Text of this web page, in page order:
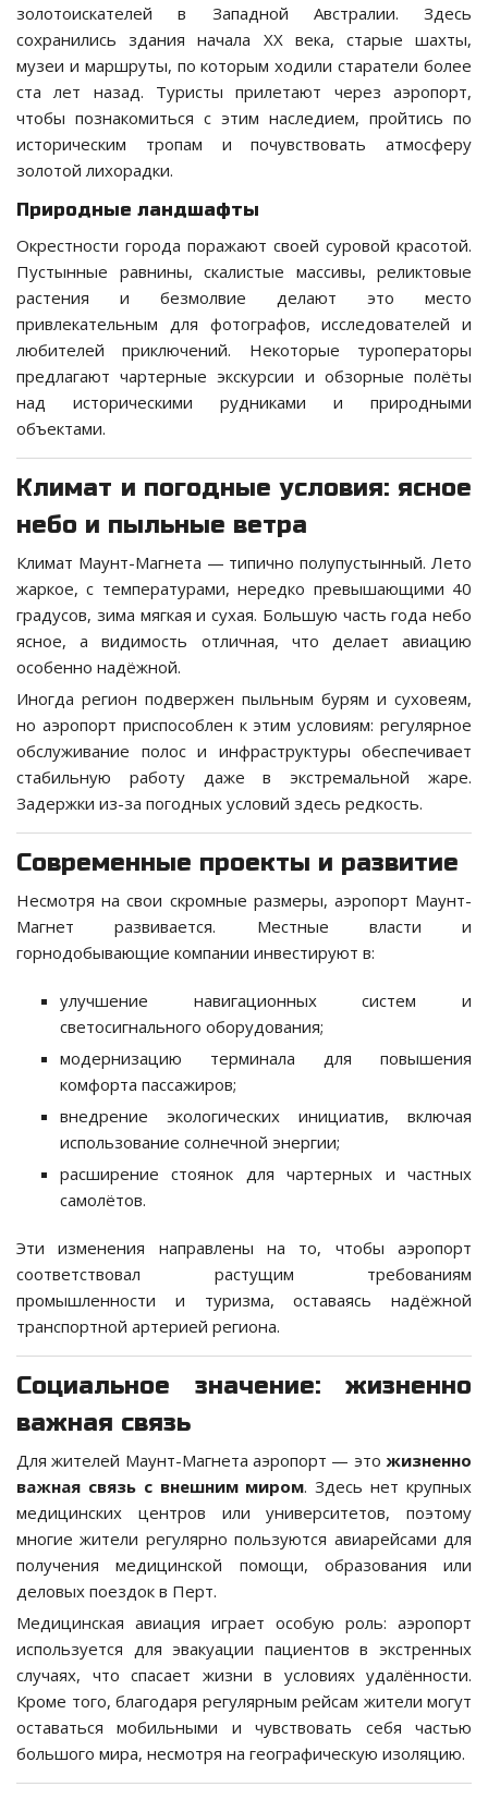
золотоискателей в Западной Австралии. Здесь
сохранились здания начала XX века, старые шахты,
музеи и маршруты, по которым ходили старатели более
ста лет назад. Туристы прилетают через аэропорт,
чтобы познакомиться с этим наследием, пройтись по
историческим тропам и почувствовать атмосферу
золотой лихорадки.
Природные ландшафты
Окрестности города поражают своей суровой красотой.
Пустынные равнины, скалистые массивы, реликтовые
растения и безмолвие делают это место
привлекательным для фотографов, исследователей и
любителей приключений. Некоторые туроператоры
предлагают чартерные экскурсии и обзорные полёты
над историческими рудниками и природными
объектами.
Климат и погодные условия: ясное
небо и пыльные ветра
Климат Маунт-Магнета — типично полупустынный. Лето
жаркое, с температурами, нередко превышающими 40
градусов, зима мягкая и сухая. Большую часть года небо
ясное, а видимость отличная, что делает авиацию
особенно надёжной.
Иногда регион подвержен пыльным бурям и суховеям,
но аэропорт приспособлен к этим условиям: регулярное
обслуживание полос и инфраструктуры обеспечивает
стабильную работу даже в экстремальной жаре.
Задержки из-за погодных условий здесь редкость.
Современные проекты и развитие
Несмотря на свои скромные размеры, аэропорт Маунт-
Магнет развивается. Местные власти и
горнодобывающие компании инвестируют в:
улучшение навигационных систем и
светосигнального оборудования;
модернизацию терминала для повышения
комфорта пассажиров;
внедрение экологических инициатив, включая
использование солнечной энергии;
расширение стоянок для чартерных и частных
самолётов.
Эти изменения направлены на то, чтобы аэропорт
соответствовал растущим требованиям
промышленности и туризма, оставаясь надёжной
транспортной артерией региона.
Социальное значение: жизненно
важная связь
Для жителей Маунт-Магнета аэропорт — это жизненно
важная связь с внешним миром. Здесь нет крупных
медицинских центров или университетов, поэтому
многие жители регулярно пользуются авиарейсами для
получения медицинской помощи, образования или
деловых поездок в Перт.
Медицинская авиация играет особую роль: аэропорт
используется для эвакуации пациентов в экстренных
случаях, что спасает жизни в условиях удалённости.
Кроме того, благодаря регулярным рейсам жители могут
оставаться мобильными и чувствовать себя частью
большого мира, несмотря на географическую изоляцию.